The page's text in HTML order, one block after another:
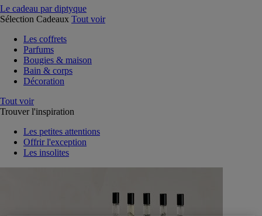
Le cadeau par diptyque
Sélection Cadeaux Tout voir
Les coffrets
Parfums
Bougies & maison
Bain & corps
Décoration
Tout voir
Trouver l'inspiration
Les petites attentions
Offrir l'exception
Les insolites